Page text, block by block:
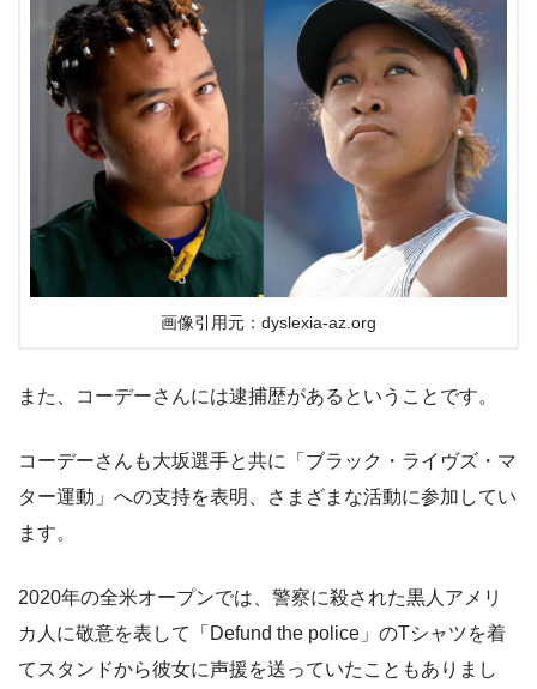
画像引用元：dyslexia-az.org
また、コーデーさんには逮捕歴があるということです。
コーデーさんも大坂選手と共に「ブラック・ライヴズ・マ
ター運動」への支持を表明、さまざまな活動に参加してい
ます。
2020年の全米オープンでは、警察に殺された黒人アメリ
カ人に敬意を表して「Defund the police」のTシャツを着
てスタンドから彼女に声援を送っていたこともありまし